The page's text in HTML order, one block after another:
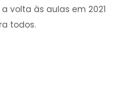
volta às aulas em 2021
todos.